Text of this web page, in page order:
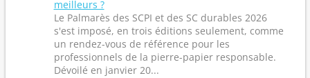
meilleurs ?
Le Palmarès des SCPI et des SC durables 2026
s'est imposé, en trois éditions seulement, comme
un rendez-vous de référence pour les
professionnels de la pierre-papier responsable.
Dévoilé en janvier 20...